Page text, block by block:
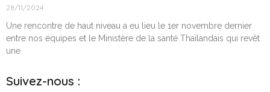
28/11/2024
Une rencontre de haut niveau a eu lieu le 1er novembre dernier
entre nos équipes et le Ministère de la santé Thaïlandais qui revêt
une
Suivez-nous :